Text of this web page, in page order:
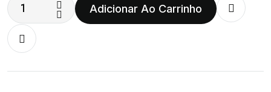
Adicionar Ao Carrinho